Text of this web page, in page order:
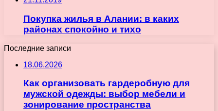
Покупка жилья в Алании: в каких
районах спокойно и тихо
Последние записи
18.06.2026
Как организовать гардеробную для
мужской одежды: выбор мебели и
зонирование пространства